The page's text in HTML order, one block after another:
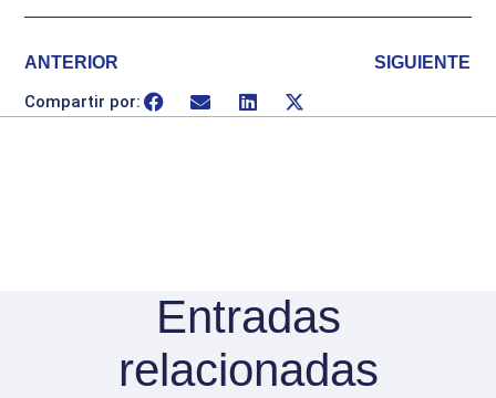
ANTERIOR SIGUIENTE
Compartir por:
Entradas
relacionadas